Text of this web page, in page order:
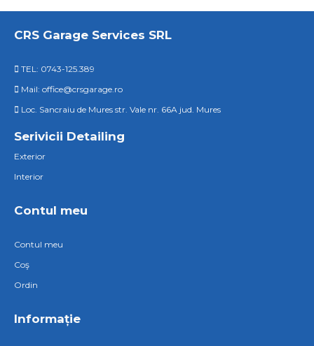
CRS Garage Services SRL
TEL: 0743-125.389
Mail: office@crsgarage.ro
Loc. Sancraiu de Mures str. Vale nr. 66A jud. Mures
Serivicii Detailing
Exterior
Interior
Contul meu
Contul meu
Coş
Ordin
Informație